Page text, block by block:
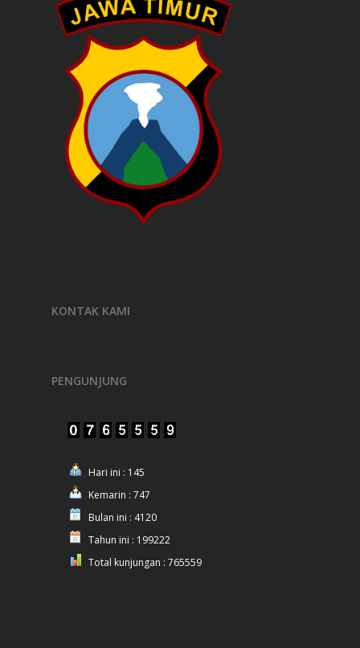
KONTAK KAMI
PENGUNJUNG
Hari ini : 145
Kemarin : 747
Bulan ini : 4120
Tahun ini : 199222
Total kunjungan : 765559